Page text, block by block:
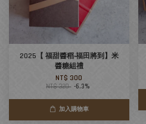
2025【 福甜醬稻‧福田將到】米
醬糖組禮
NT$ 300
NT$ 320 -6.3%
加入購物車